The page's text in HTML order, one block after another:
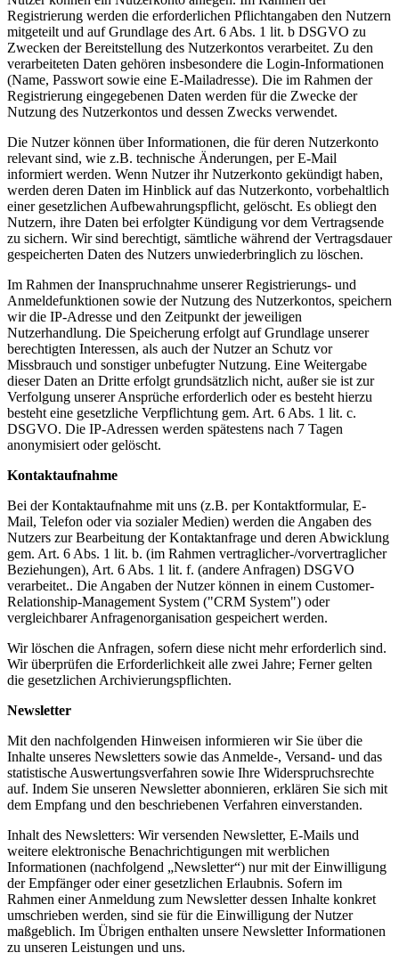
Registrierung werden die erforderlichen Pflichtangaben den Nutzern
mitgeteilt und auf Grundlage des Art. 6 Abs. 1 lit. b DSGVO zu
Zwecken der Bereitstellung des Nutzerkontos verarbeitet. Zu den
verarbeiteten Daten gehören insbesondere die Login-Informationen
(Name, Passwort sowie eine E-Mailadresse). Die im Rahmen der
Registrierung eingegebenen Daten werden für die Zwecke der
Nutzung des Nutzerkontos und dessen Zwecks verwendet.
Die Nutzer können über Informationen, die für deren Nutzerkonto
relevant sind, wie z.B. technische Änderungen, per E-Mail
informiert werden. Wenn Nutzer ihr Nutzerkonto gekündigt haben,
werden deren Daten im Hinblick auf das Nutzerkonto, vorbehaltlich
einer gesetzlichen Aufbewahrungspflicht, gelöscht. Es obliegt den
Nutzern, ihre Daten bei erfolgter Kündigung vor dem Vertragsende
zu sichern. Wir sind berechtigt, sämtliche während der Vertragsdauer
gespeicherten Daten des Nutzers unwiederbringlich zu löschen.
Im Rahmen der Inanspruchnahme unserer Registrierungs- und
Anmeldefunktionen sowie der Nutzung des Nutzerkontos, speichern
wir die IP-Adresse und den Zeitpunkt der jeweiligen
Nutzerhandlung. Die Speicherung erfolgt auf Grundlage unserer
berechtigten Interessen, als auch der Nutzer an Schutz vor
Missbrauch und sonstiger unbefugter Nutzung. Eine Weitergabe
dieser Daten an Dritte erfolgt grundsätzlich nicht, außer sie ist zur
Verfolgung unserer Ansprüche erforderlich oder es besteht hierzu
besteht eine gesetzliche Verpflichtung gem. Art. 6 Abs. 1 lit. c.
DSGVO. Die IP-Adressen werden spätestens nach 7 Tagen
anonymisiert oder gelöscht.
Kontaktaufnahme
Bei der Kontaktaufnahme mit uns (z.B. per Kontaktformular, E-
Mail, Telefon oder via sozialer Medien) werden die Angaben des
Nutzers zur Bearbeitung der Kontaktanfrage und deren Abwicklung
gem. Art. 6 Abs. 1 lit. b. (im Rahmen vertraglicher-/vorvertraglicher
Beziehungen), Art. 6 Abs. 1 lit. f. (andere Anfragen) DSGVO
verarbeitet.. Die Angaben der Nutzer können in einem Customer-
Relationship-Management System ("CRM System") oder
vergleichbarer Anfragenorganisation gespeichert werden.
Wir löschen die Anfragen, sofern diese nicht mehr erforderlich sind.
Wir überprüfen die Erforderlichkeit alle zwei Jahre; Ferner gelten
die gesetzlichen Archivierungspflichten.
Newsletter
Mit den nachfolgenden Hinweisen informieren wir Sie über die
Inhalte unseres Newsletters sowie das Anmelde-, Versand- und das
statistische Auswertungsverfahren sowie Ihre Widerspruchsrechte
auf. Indem Sie unseren Newsletter abonnieren, erklären Sie sich mit
dem Empfang und den beschriebenen Verfahren einverstanden.
Inhalt des Newsletters: Wir versenden Newsletter, E-Mails und
weitere elektronische Benachrichtigungen mit werblichen
Informationen (nachfolgend „Newsletter“) nur mit der Einwilligung
der Empfänger oder einer gesetzlichen Erlaubnis. Sofern im
Rahmen einer Anmeldung zum Newsletter dessen Inhalte konkret
umschrieben werden, sind sie für die Einwilligung der Nutzer
maßgeblich. Im Übrigen enthalten unsere Newsletter Informationen
zu unseren Leistungen und uns.